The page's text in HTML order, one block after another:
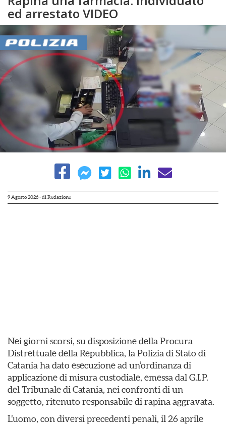
ed arrestato VIDEO
9 Agosto 2026- di Redazione
Nei giorni scorsi, su disposizione della Procura
Distrettuale della Repubblica, la Polizia di Stato di
Catania ha dato esecuzione ad un’ordinanza di
applicazione di misura custodiale, emessa dal G.I.P.
del Tribunale di Catania, nei confronti di un
soggetto, ritenuto responsabile di rapina aggravata.
L’uomo, con diversi precedenti penali, il 26 aprile